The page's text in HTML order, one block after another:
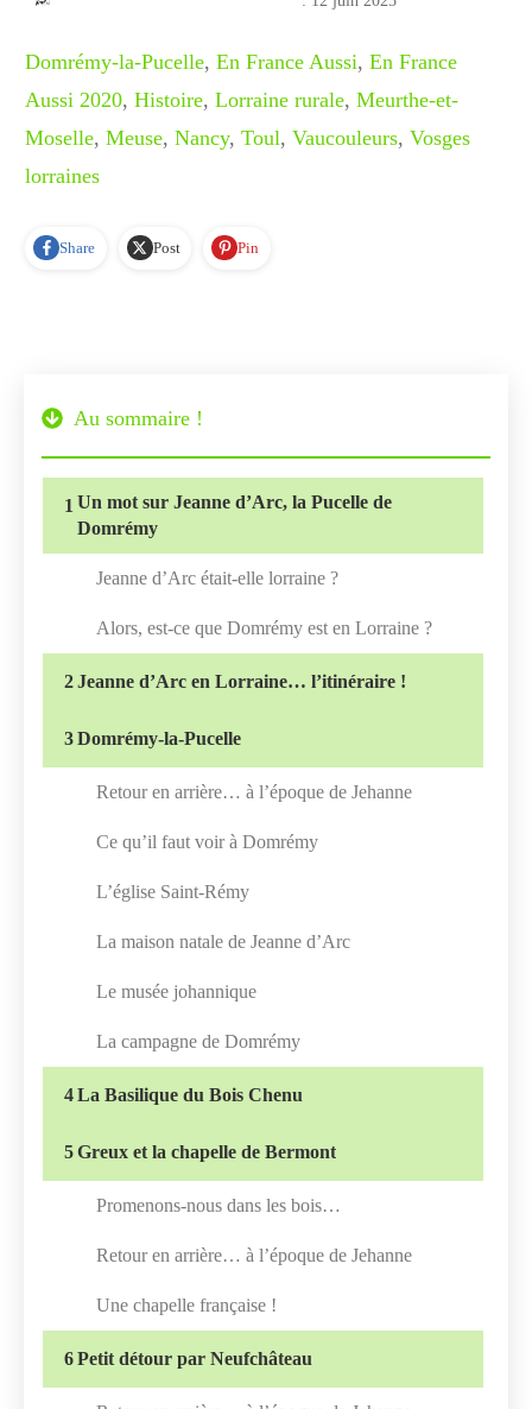
Domrémy-la-Pucelle, En France Aussi, En France
Aussi 2020, Histoire, Lorraine rurale, Meurthe-et-
Moselle, Meuse, Nancy, Toul, Vaucouleurs, Vosges
lorraines
Share Post Pin
Au sommaire !
1 Un mot sur Jeanne d’Arc, la Pucelle de
Domrémy
Jeanne d’Arc était-elle lorraine ?
Alors, est-ce que Domrémy est en Lorraine ?
2Jeanne d’Arc en Lorraine… l’itinéraire !
3Domrémy-la-Pucelle
Retour en arrière… à l’époque de Jehanne
Ce qu’il faut voir à Domrémy
L’église Saint-Rémy
La maison natale de Jeanne d’Arc
Le musée johannique
La campagne de Domrémy
4La Basilique du Bois Chenu
5Greux et la chapelle de Bermont
Promenons-nous dans les bois…
Retour en arrière… à l’époque de Jehanne
Une chapelle française !
6Petit détour par Neufchâteau